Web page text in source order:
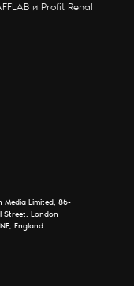
и Profit Renal
Media Limited, 86-
Street, London
England